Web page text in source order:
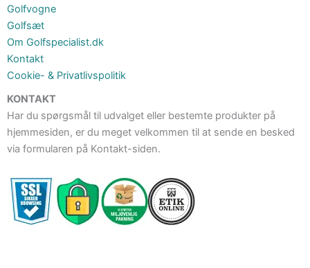
Golfvogne
Golfsæt
Om Golfspecialist.dk
Kontakt
Cookie- & Privatlivspolitik
KONTAKT
Har du spørgsmål til udvalget eller bestemte produkter på
hjemmesiden, er du meget velkommen til at sende en besked
via formularen på Kontakt-siden.